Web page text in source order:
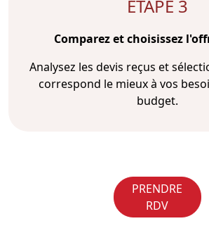
ÉTAPE 3
Comparez et choisissez
Analysez les devis reçus et
correspond le mieux à vos
budget.
PRENDRE
RDV